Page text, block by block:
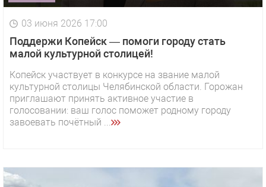
03 июня 2026 17:00
Поддержи Копейск — помоги городу стать
малой культурной столицей!
Копейск участвует в конкурсе на звание малой
культурной столицы Челябинской области. Горожан
приглашают принять активное участие в
голосовании: ваш голос поможет родному городу
завоевать почётный ...